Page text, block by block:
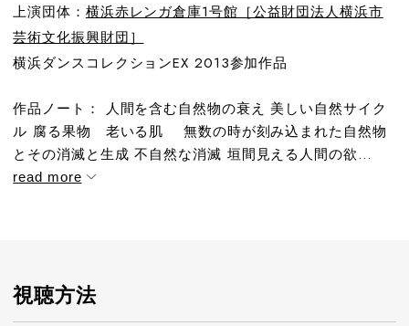
上演団体： 横浜赤レンガ倉庫1号館［公益財団法人横浜市
芸術文化振興財団］
横浜ダンスコレクションEX 2013参加作品
作品ノート： 人間を含む自然物の衰え 美しい自然サイク
ル 腐る果物 老いる肌 無数の時が刻み込まれた自然物
とその消滅と生成 不自然な消滅 垣間見える人間の欲...
read more
視聴方法